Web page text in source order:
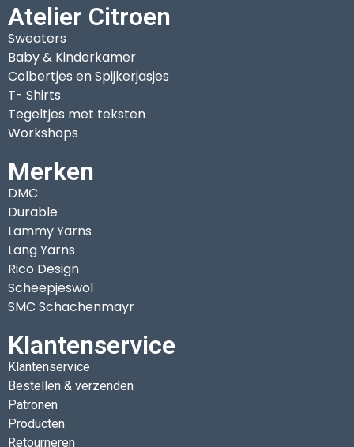
Atelier Citroen
Sweaters
Baby & Kinderkamer
Colbertjes en Spijkerjasjes
T- Shirts
Tegeltjes met teksten
Workshops
Merken
DMC
Durable
Lammy Yarns
Lang Yarns
Rico Design
Scheepjeswol
SMC Schachenmayr
Klantenservice
Klantenservice
Bestellen & verzenden
Patronen
Producten
Retourneren